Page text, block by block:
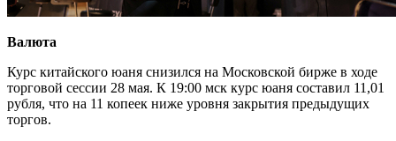
Валюта
Курс китайского юаня снизился на Московской бирже в ходе
торговой сессии 28 мая. К 19:00 мск курс юаня составил 11,01
рубля, что на 11 копеек ниже уровня закрытия предыдущих
торгов.